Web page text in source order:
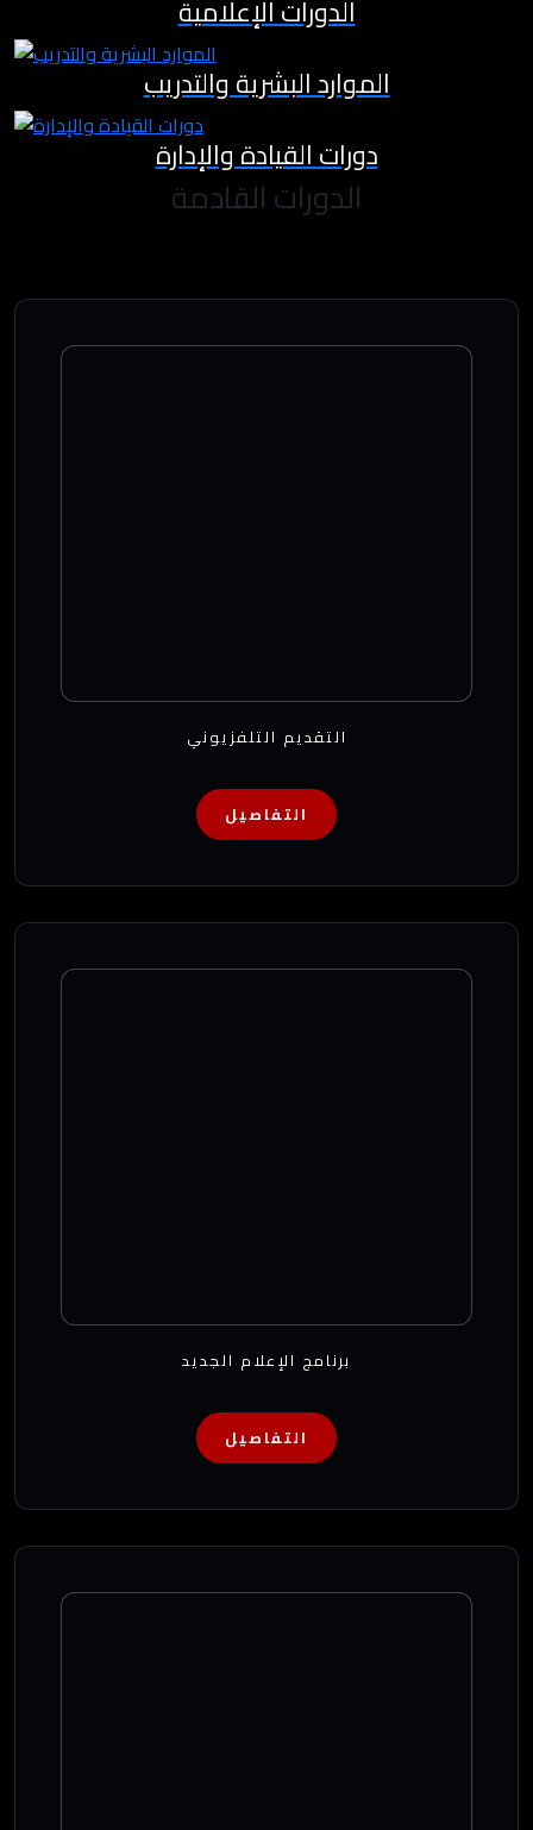
الدورات الإعلامية
الموارد البشرية والتدريب
دورات القيادة والإدارة
الدورات القادمة
التقديم التلفزيوني
التفاصيل
برنامج الإعلام الجديد
التفاصيل